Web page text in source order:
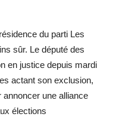
du parti Les
sûr. Le député des
en justice depuis mardi
actant son exclusion,
une alliance
élections